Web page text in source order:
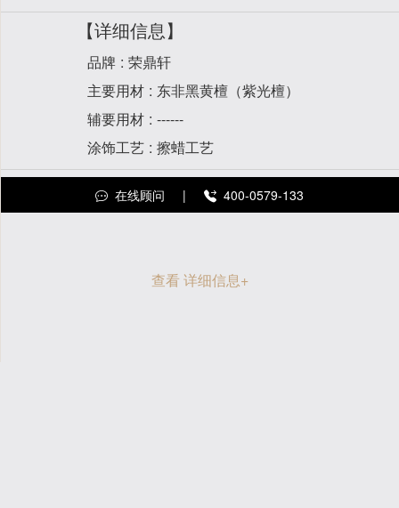
【详细信息】
品牌
荣鼎轩
主要用材
东非黑黄檀（紫光檀）
辅要用材
------
涂饰工艺
擦蜡工艺
在线顾问 | 400-0579-133
查看 详细信息+